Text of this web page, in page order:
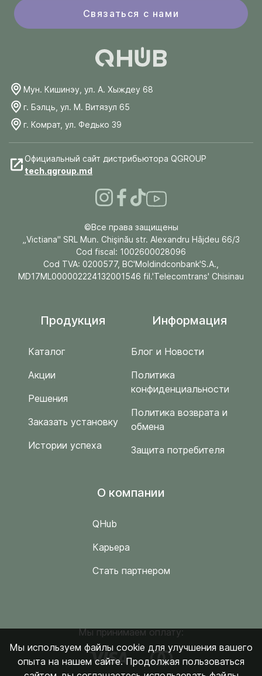
Связаться с нами
Мун. Кишинэу, ул. А. Хыждеу 68
г. Бэлць, ул. М. Витязул 65
г. Комрат, ул. Федько 39
Официальный сайт дистрибьютора QGROUP
tech.qgroup.md
©Все права защищены
„Victiana" SRL Mun. Chişinău str. Alexandru Hâjdeu 66/3
Cod fiscal: 1002600028096
Cod TVA: 0200577, BC'Moldindconbank'S.A.,
MD17ML000002224132001546 fil.'Telecomtrans' Chisinau
Продукция
Каталог
Акции
Решения
Заказать установку
Истории успеха
Информация
Блог и Новости
Политика
конфиденциальности
Политика возврата и
обмена
Защита потребителя
O компании
QHub
Карьера
Стать партнером
Мы принимаем оплату:
Мы используем файлы cookie для улучшения вашего
опыта на нашем сайте. Продолжая пользоваться